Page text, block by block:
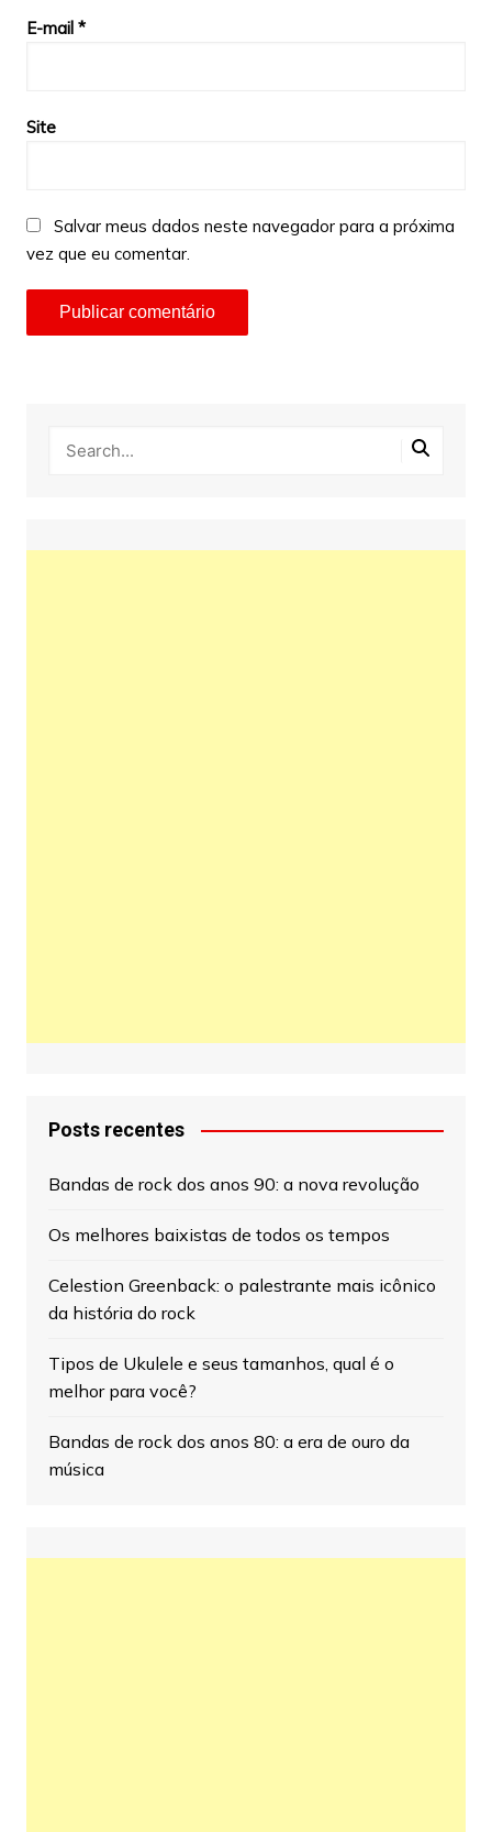
E-mail *
Site
Salvar meus dados neste navegador para a próxima
vez que eu comentar.
Posts recentes
Bandas de rock dos anos 90: a nova revolução
Os melhores baixistas de todos os tempos
Celestion Greenback: o palestrante mais icônico
da história do rock
Tipos de Ukulele e seus tamanhos, qual é o
melhor para você?
Bandas de rock dos anos 80: a era de ouro da
música